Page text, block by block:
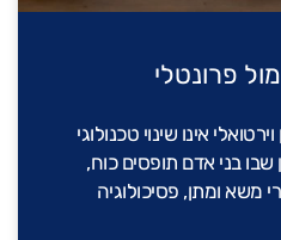
פרונטלי
אינו שינוי טכנולוגי
שבו בני אדם תופסים כוח,
משא ומתן, פסיכולוגיה